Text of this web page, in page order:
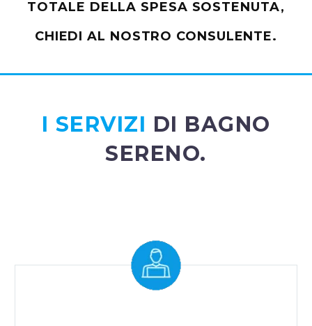
TOTALE DELLA SPESA SOSTENUTA,
CHIEDI AL NOSTRO CONSULENTE.
I SERVIZI DI BAGNO
SERENO.